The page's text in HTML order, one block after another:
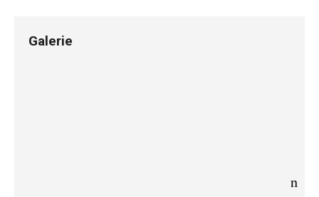
Galerie